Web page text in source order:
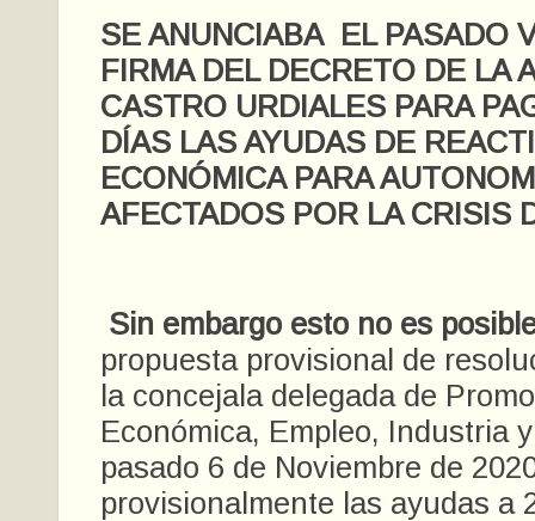
SE ANUNCIABA EL PASADO
FIRMA DEL DECRETO DE LA
CASTRO URDIALES PARA
DÍAS LAS AYUDAS DE
ECONÓMICA PARA
AFECTADOS POR LA CRISIS
Sin embargo esto no es
propuesta provisional de
la concejala delegada de
Económica, Empleo, Industria
pasado 6 de Noviembre de
provisionalmente las ayudas a